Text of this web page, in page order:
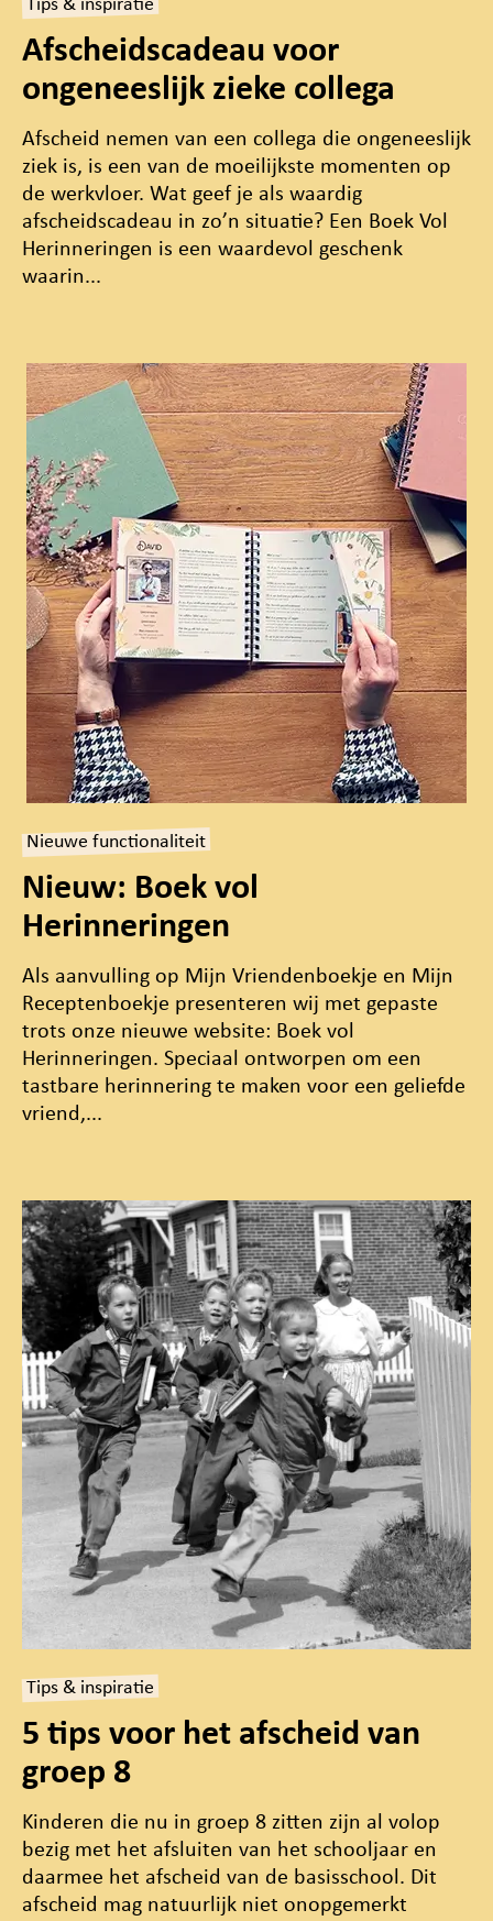
Tips & inspiratie
Afscheidscadeau voor
ongeneeslijk zieke collega
Afscheid nemen van een collega die ongeneeslijk
ziek is, is een van de moeilijkste momenten op
de werkvloer. Wat geef je als waardig
afscheidscadeau in zo’n situatie? Een Boek Vol
Herinneringen is een waardevol geschenk
waarin...
Nieuwe functionaliteit
Nieuw: Boek vol
Herinneringen
Als aanvulling op Mijn Vriendenboekje en Mijn
Receptenboekje presenteren wij met gepaste
trots onze nieuwe website: Boek vol
Herinneringen. Speciaal ontworpen om een
tastbare herinnering te maken voor een geliefde
vriend,...
Tips & inspiratie
5 tips voor het afscheid van
groep 8
Kinderen die nu in groep 8 zitten zijn al volop
bezig met het afsluiten van het schooljaar en
daarmee het afscheid van de basisschool. Dit
afscheid mag natuurlijk niet onopgemerkt